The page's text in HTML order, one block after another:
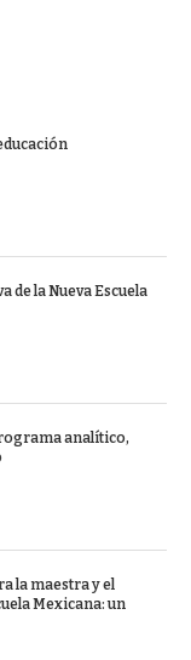
de la Nueva Escuela
analítico,
la maestra y el
Mexicana: un